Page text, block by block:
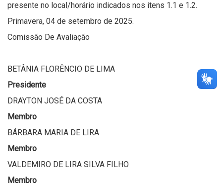
presente no local/horário indicados nos itens 1.1 e 1.2.
Primavera, 04 de setembro de 2025.
Comissão De Avaliação
BETÂNIA FLORÊNCIO DE LIMA
Presidente
DRAYTON JOSÉ DA COSTA
Membro
BÁRBARA MARIA DE LIRA
Membro
VALDEMIRO DE LIRA SILVA FILHO
Membro